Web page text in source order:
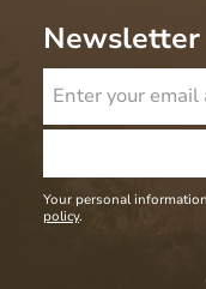
Newsletter
Your personal
policy.